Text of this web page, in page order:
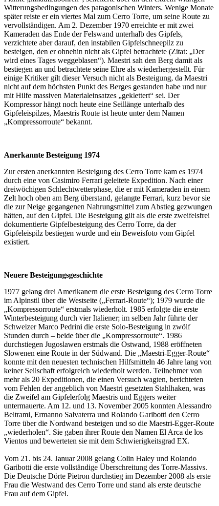
Witterungsbedingungen des patagonischen Winters. Wenige Monate
später reiste er ein viertes Mal zum Cerro Torre, um seine Route zu
vervollständigen. Am 2. Dezember 1970 erreichte er mit zwei
Kameraden das Ende der Felswand unterhalb des Gipfels,
verzichtete aber darauf, den instabilen Gipfelschneepilz zu
besteigen, den er ohnehin nicht als Gipfel betrachtete (Zitat: „Der
wird eines Tages weggeblasen“). Maestri sah den Berg damit als
bestiegen an und betrachtete seine Ehre als wiederhergestellt. Für
einige Kritiker gilt dieser Versuch nicht als Besteigung, da Maestri
nicht auf dem höchsten Punkt des Berges gestanden habe und nur
mit Hilfe massiven Materialeinsatzes „geklettert“ sei. Der
Kompressor hängt noch heute eine Seillänge unterhalb des
Gipfeleispilzes, Maestris Route ist heute unter dem Namen
„Kompressorroute“ bekannt.
Anerkannte Besteigung 1974
Zur ersten anerkannten Besteigung des Cerro Torre kam es 1974
durch eine von Casimiro Ferrari geleitete Expedition. Nach einer
dreiwöchigen Schlechtwetterphase, die er mit Kameraden in einem
Zelt hoch oben am Berg überstand, gelangte Ferrari, kurz bevor sie
die zur Neige gegangenen Nahrungsmittel zum Abstieg gezwungen
hätten, auf den Gipfel. Die Besteigung gilt als die erste zweifelsfrei
dokumentierte Gipfelbesteigung des Cerro Torre, da der
Gipfeleispilz bestiegen wurde und ein Beweisfoto vom Gipfel
existiert.
Neuere Besteigungsgeschichte
1977 gelang drei Amerikanern die erste Besteigung des Cerro Torre
im Alpinstil über die Westseite („Ferrari-Route“); 1979 wurde die
„Kompressorroute“ erstmals wiederholt. 1985 erfolgte die erste
Winterbesteigung durch vier Italiener; im selben Jahr führte der
Schweizer Marco Pedrini die erste Solo-Besteigung in zwölf
Stunden durch – beide über die „Kompressorroute“. 1986
durchstiegen Jugoslawen erstmals die Ostwand, 1988 eröffneten
Slowenen eine Route in der Südwand. Die „Maestri-Egger-Route“
konnte mit den neuesten technischen Hilfsmitteln 46 Jahre lang von
keiner Seilschaft erfolgreich wiederholt werden. Teilnehmer von
mehr als 20 Expeditionen, die einen Versuch wagten, berichteten
vom Fehlen der angeblich von Maestri gesetzten Stahlhaken, was
die Zweifel am Gipfelerfolg Maestris und Eggers weiter
untermauerte. Am 12. und 13. November 2005 konnten Alessandro
Beltrami, Ermanno Salvaterra und Rolando Garibotti den Cerro
Torre über die Nordwand besteigen und so die Maestri-Egger-Route
„wiederholen“. Sie gaben ihrer Route den Namen El Arca de los
Vientos und bewerteten sie mit dem Schwierigkeitsgrad EX.
Vom 21. bis 24. Januar 2008 gelang Colin Haley und Rolando
Garibotti die erste vollständige Überschreitung des Torre-Massivs.
Die Deutsche Dörte Pietron durchstieg im Dezember 2008 als erste
Frau die Westwand des Cerro Torre und stand als erste deutsche
Frau auf dem Gipfel.